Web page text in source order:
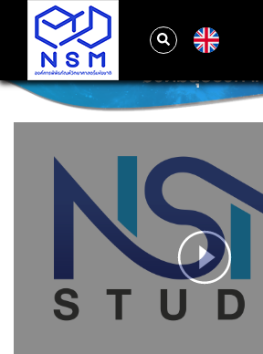
ชีวิตมนุษอวกา